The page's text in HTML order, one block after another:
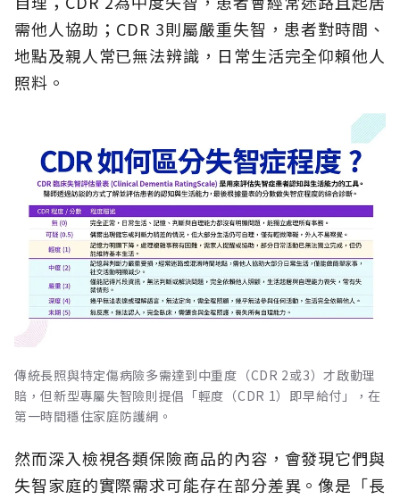
需他人協助；CDR 3則屬嚴重失智，患者對時間、
地點及親人常已無法辨識，日常生活完全仰賴他人
照料。
傳統長照與特定傷病險多需達到中重度（CDR 2或3）才啟動理
賠，但新型專屬失智險則提倡「輕度（CDR 1）即早給付」，在
第一時間穩住家庭防護網。
然而深入檢視各類保險商品的內容，會發現它們與
失智家庭的實際需求可能存在部分差異。像是「長